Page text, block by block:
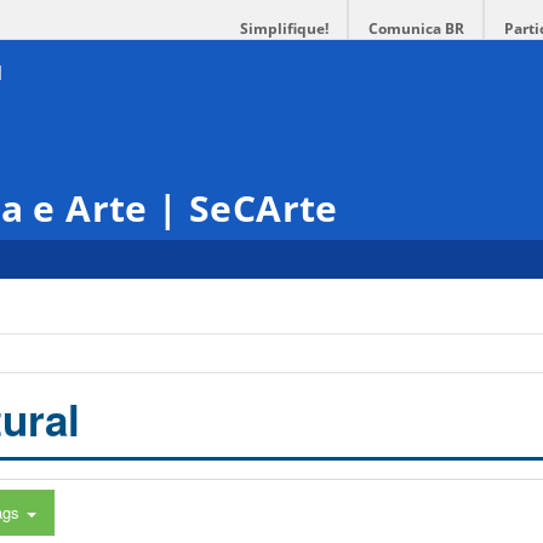
Simplifique! Comunica BR
e Arte | SeCArte